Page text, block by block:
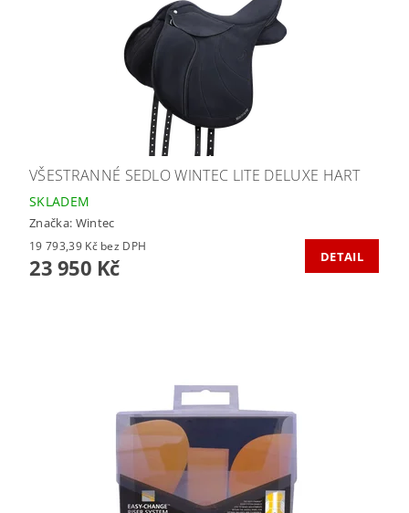
VŠESTRANNÉ SEDLO WINTEC LITE DELUXE HART
SKLADEM
Značka: Wintec
19 793,39 Kč bez DPH
23 950 Kč DETAIL